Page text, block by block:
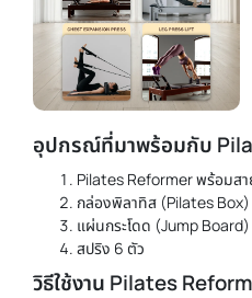
อุปกรณ์ที่มาพร้อมกับ
Pilates Reformer พร้อมสา
กล่องพิลาทิส (Pilates Box)
แผ่นกระโดด (Jump Board)
สปริง 6 ตัว
วิธีใช้งาน Pilates